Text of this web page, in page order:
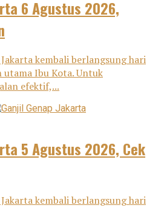
6 Agustus 2026,
kembali berlangsung hari
utama Ibu Kota. Untuk
efektif,...
5 Agustus 2026, Cek
kembali berlangsung hari